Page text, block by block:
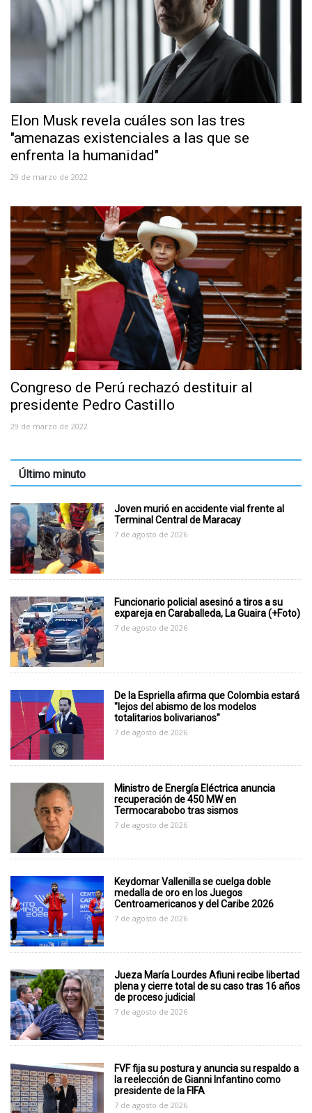
Elon Musk revela cuáles son las tres
"amenazas existenciales a las que se
enfrenta la humanidad"
29 de marzo de 2022
Congreso de Perú rechazó destituir al
presidente Pedro Castillo
29 de marzo de 2022
Último minuto
Joven murió en accidente vial frente al
Terminal Central de Maracay
7 de agosto de 2026
Funcionario policial asesinó a tiros a su
expareja en Caraballeda, La Guaira (+Foto)
7 de agosto de 2026
De la Espriella afirma que Colombia estará
"lejos del abismo de los modelos
totalitarios bolivarianos"
7 de agosto de 2026
Ministro de Energía Eléctrica anuncia
recuperación de 450 MW en
Termocarabobo tras sismos
7 de agosto de 2026
Keydomar Vallenilla se cuelga doble
medalla de oro en los Juegos
Centroamericanos y del Caribe 2026
7 de agosto de 2026
Jueza María Lourdes Afiuni recibe libertad
plena y cierre total de su caso tras 16 años
de proceso judicial
7 de agosto de 2026
FVF fija su postura y anuncia su respaldo a
la reelección de Gianni Infantino como
presidente de la FIFA
7 de agosto de 2026